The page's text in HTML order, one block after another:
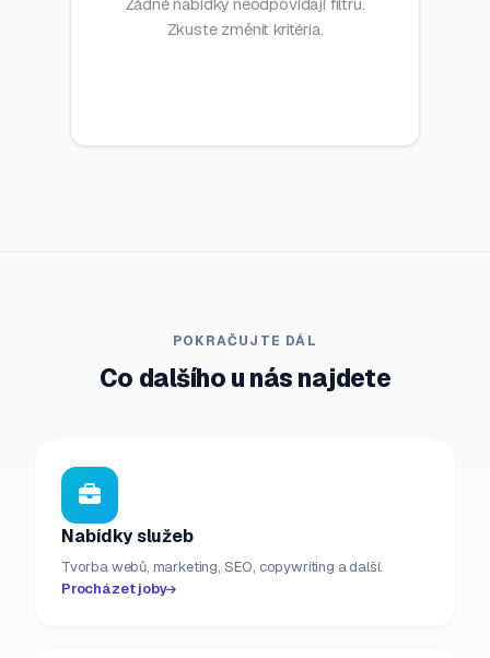
Zkuste změnit kritéria.
POKRAČUJTE DÁL
Co dalšího u nás najdete
Nabídky služeb
Tvorba webů, marketing, SEO, copywriting a další.
Procházet joby